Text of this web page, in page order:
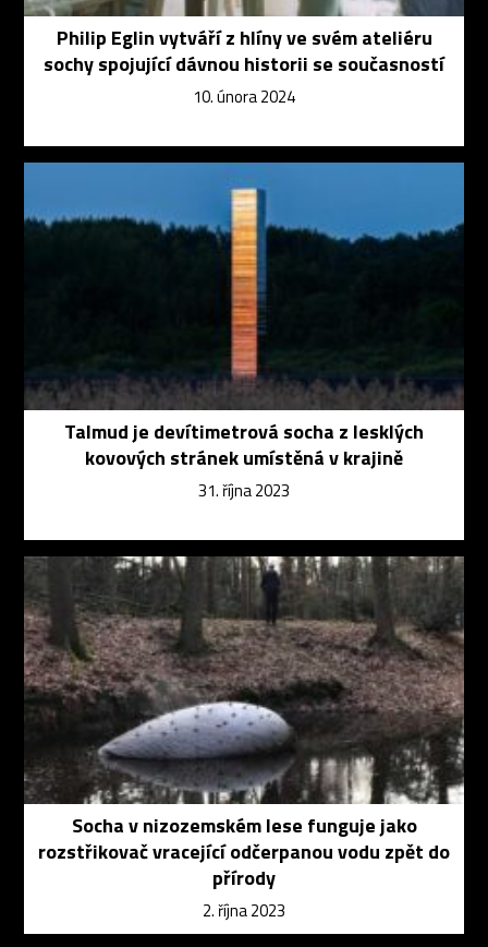
Philip Eglin vytváří z hlíny ve svém ateliéru
sochy spojující dávnou historii se současností
10. února 2024
Talmud je devítimetrová socha z lesklých
kovových stránek umístěná v krajině
31. října 2023
Socha v nizozemském lese funguje jako
rozstřikovač vracející odčerpanou vodu zpět do
přírody
2. října 2023